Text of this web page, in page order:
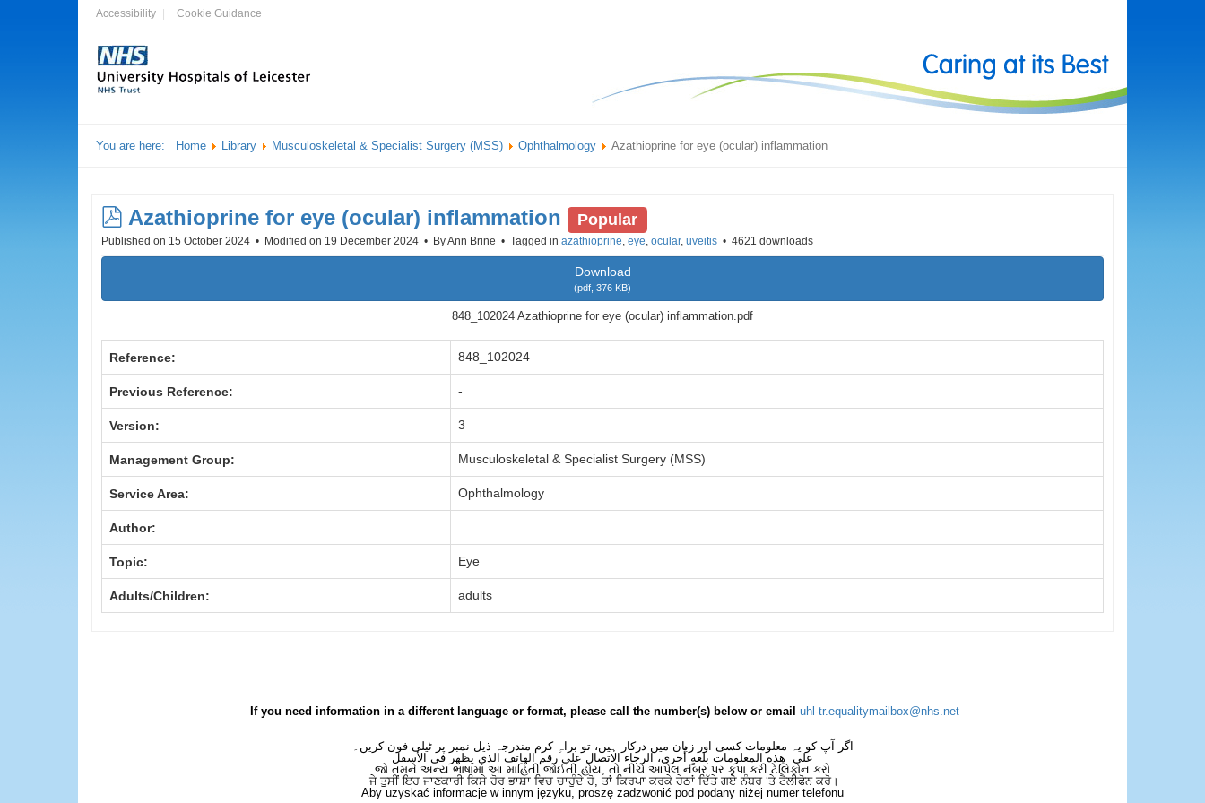
Accessibility Cookie Guidance
You are here: Home Library Musculoskeletal & Specialist Surgery (MSS) Ophthalmology Azathioprine for eye (ocular) inflammation
pdf
Azathioprine for eye (ocular) inflammation Popular
Published on 15 October 2024 Modified on 19 December 2024 ByAnn Brine Tagged in azathioprine, eye, ocular, uveitis 4621 downloads
Download
(pdf, 376 KB)
848_102024 Azathioprine for eye (ocular) inflammation.pdf
Reference: 848_102024
Previous Reference: -
Version: 3
Management Group: Musculoskeletal & Specialist Surgery (MSS)
Service Area: Ophthalmology
Author:
Topic: Eye
Adults/Children: adults
If you need information in a different language or format, please call the number(s) below or email uhl-tr.equalitymailbox@nhs.net
اگر آپ کو یہ معلومات کسی اور زبان میں درکار ہیں، تو براہِ کرم مندرجہ ذیل نمبر پر ٹیلی فون کریں۔
على هذه المعلومات بلغةٍ أُخرى، الرجاء الاتصال على رقم الهاتف الذي يظهر في الأسفل
જો તમને અન્ય ભાષામાં આ માહિતી જોઈતી હોય, તો નીચે આપેલ નંબર પર કૃપા કરી ટેલિફોન કરો
ਜੇ ਤੁਸੀਂ ਇਹ ਜਾਣਕਾਰੀ ਕਿਸੇ ਹੋਰ ਭਾਸ਼ਾ ਵਿਚ ਚਾਹੁੰਦੇ ਹੋ, ਤਾਂ ਕਿਰਪਾ ਕਰਕੇ ਹੇਠਾਂ ਦਿੱਤੇ ਗਏ ਨੰਬਰ ‘ਤੇ ਟੈਲੀਫੋਨ ਕਰੋ।
Aby uzyskać informacje w innym języku, proszę zadzwonić pod podany niżej numer telefonu